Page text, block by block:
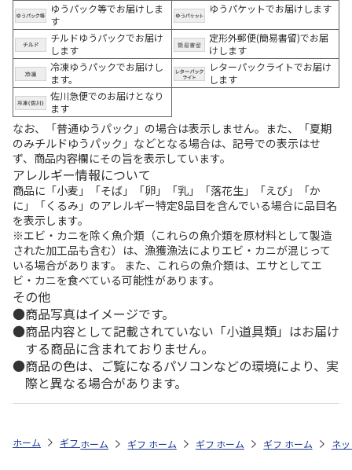
ゆうパック等でお届けしま
す
ゆうパケットでお届けします
チルドゆうパックでお届け
します
定形外郵便(簡易書留)でお届
けします
冷凍ゆうパックでお届けし
ます。
レターパックライトでお届け
します
佐川急便でのお届けとなり
ます
なお、「普通ゆうパック」の場合は表示しません。また、「夏期
のみチルドゆうパック」などとなる場合は、記号での表示はせ
ず、商品内容欄にその旨を表示しています。
アレルギー情報について
商品に「小麦」「そば」「卵」「乳」「落花生」「えび」「か
に」「くるみ」のアレルギー特定8品目を含んでいる場合に品目名
を表示します。
※エビ・カニを除く魚介類（これらの魚介類を原材料として製造
された加工品も含む）は、漁獲漁法によりエビ・カニが混じって
いる場合があります。 また、これらの魚介類は、エサとしてエ
ビ・カニを食べている可能性があります。
その他
商品写真はイメージです。
商品内容として記載されていない「小道具類」はお届け
する商品に含まれておりません。
商品の色は、ご覧になるパソコンなどの環境により、実
際と異なる場合があります。
ホーム ギフトストア お中元・夏ギフト特集 2026 お菓子・スイーツ
ホーム ギフトストア お中元・夏ギフト特集 2026
ホーム ギフトストア お中元・夏ギフト
ホーム ギフトストア お
ホーム ネ